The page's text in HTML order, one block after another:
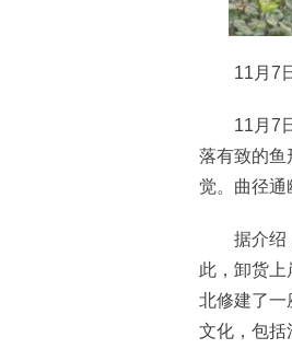
11月7日
11月7日
落有致的鱼
觉。曲径通
据介绍，
此，卸货
北修建了一
文化，包括